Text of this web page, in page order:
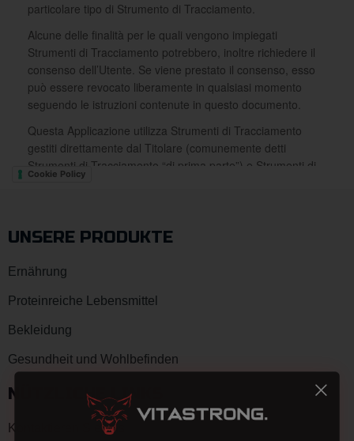
Cookie Policy
UNSERE PRODUKTE
Ernährung
Proteinreiche Lebensmittel
Bekleidung
Gesundheit und Wohlbefinden
NÜTZLICHE LINKS
Kontaktieren Sie uns